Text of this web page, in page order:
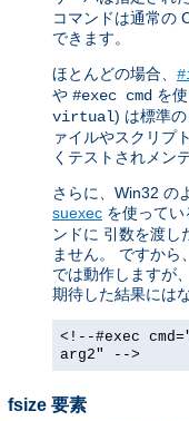
コマンドは通常の
できます。
ほとんどの場合、
や #exec cmd を
virtual) は標準
ァイルやスクリプ
くテストされメン
さらに、Win32 の
suexec を使ってい
ンドに 引数を渡し
ません。 ですから
では動作しますが
期待した結果には
<!--#exec
arg2" -->
fsize 要素